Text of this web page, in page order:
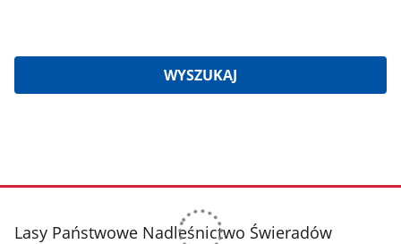
WYSZUKAJ
stopka
Lasy Państwowe Nadleśnictwo Świeradów